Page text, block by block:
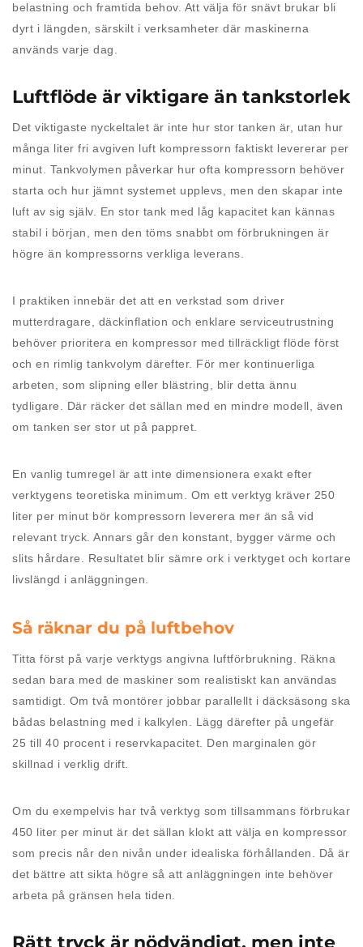
belastning och framtida behov. Att välja för snävt brukar bli
dyrt i längden, särskilt i verksamheter där maskinerna
används varje dag.
Luftflöde är viktigare än tankstorlek
Det viktigaste nyckeltalet är inte hur stor tanken är, utan hur
många liter fri avgiven luft kompressorn faktiskt levererar per
minut. Tankvolymen påverkar hur ofta kompressorn behöver
starta och hur jämnt systemet upplevs, men den skapar inte
luft av sig själv. En stor tank med låg kapacitet kan kännas
stabil i början, men den töms snabbt om förbrukningen är
högre än kompressorns verkliga leverans.
I praktiken innebär det att en verkstad som driver
mutterdragare, däckinflation och enklare serviceutrustning
behöver prioritera en kompressor med tillräckligt flöde först
och en rimlig tankvolym därefter. För mer kontinuerliga
arbeten, som slipning eller blästring, blir detta ännu
tydligare. Där räcker det sällan med en mindre modell, även
om tanken ser stor ut på pappret.
En vanlig tumregel är att inte dimensionera exakt efter
verktygens teoretiska minimum. Om ett verktyg kräver 250
liter per minut bör kompressorn leverera mer än så vid
relevant tryck. Annars går den konstant, bygger värme och
slits hårdare. Resultatet blir sämre ork i verktyget och kortare
livslängd i anläggningen.
Så räknar du på luftbehov
Titta först på varje verktygs angivna luftförbrukning. Räkna
sedan bara med de maskiner som realistiskt kan användas
samtidigt. Om två montörer jobbar parallellt i däcksäsong ska
bådas belastning med i kalkylen. Lägg därefter på ungefär
25 till 40 procent i reservkapacitet. Den marginalen gör
skillnad i verklig drift.
Om du exempelvis har två verktyg som tillsammans förbrukar
450 liter per minut är det sällan klokt att välja en kompressor
som precis når den nivån under idealiska förhållanden. Då är
det bättre att sikta högre så att anläggningen inte behöver
arbeta på gränsen hela tiden.
Rätt tryck är nödvändigt, men inte